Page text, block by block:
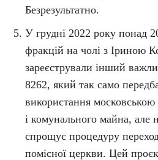
Безрезультатно.
У грудні 2022 року понад
фракцій на чолі з Іриною
зареєстрували інший
8262, який так само
використання
і комунального майна, але
спрощує процедуру
помісної церкви. Цей